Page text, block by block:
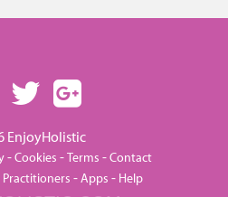
EnjoyHolistic
-Cookies -Terms -Contact
Practitioners -Apps - Help